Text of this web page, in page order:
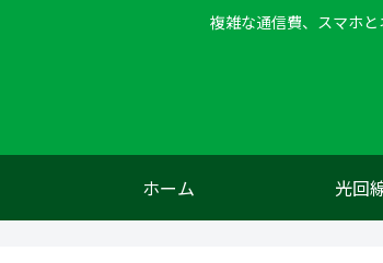
複雑な通信費、スマホ
ホーム 光回